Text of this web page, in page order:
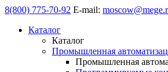
8(800) 775-70-92 E-mail:
Каталог
Каталог
Промышленная
Промышленная